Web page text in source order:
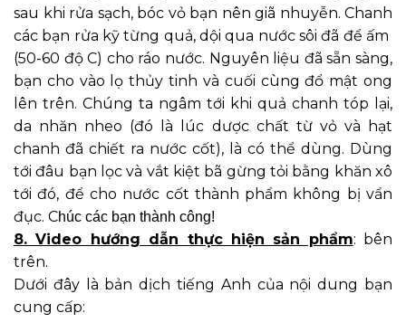
sau khi rửa sạch, bóc vỏ bạn nên giã nhuyễn. Chanh
các bạn rửa kỹ từng quả, dội qua nước sôi đã để ấm
(50-60 độ C) cho ráo nước. Nguyên liệu đã sẵn sàng,
bạn cho vào lọ thủy tinh và cuối cùng đổ mật ong
lên trên. Chúng ta ngâm tới khi quả chanh tóp lại,
da nhăn nheo (đó là lúc dược chất từ vỏ và hạt
chanh đã chiết ra nước cốt), là có thể dùng. Dùng
tới đâu bạn lọc và vắt kiệt bã gừng tỏi bằng khăn xô
tới đó, để cho nước cốt thành phẩm không bị vẩn
đục. Chúc các bạn thành công!
8. Video hướng dẫn thực hiện sản phẩm: bên
trên.
Dưới đây là bản dịch tiếng Anh của nội dung bạn
cung cấp: